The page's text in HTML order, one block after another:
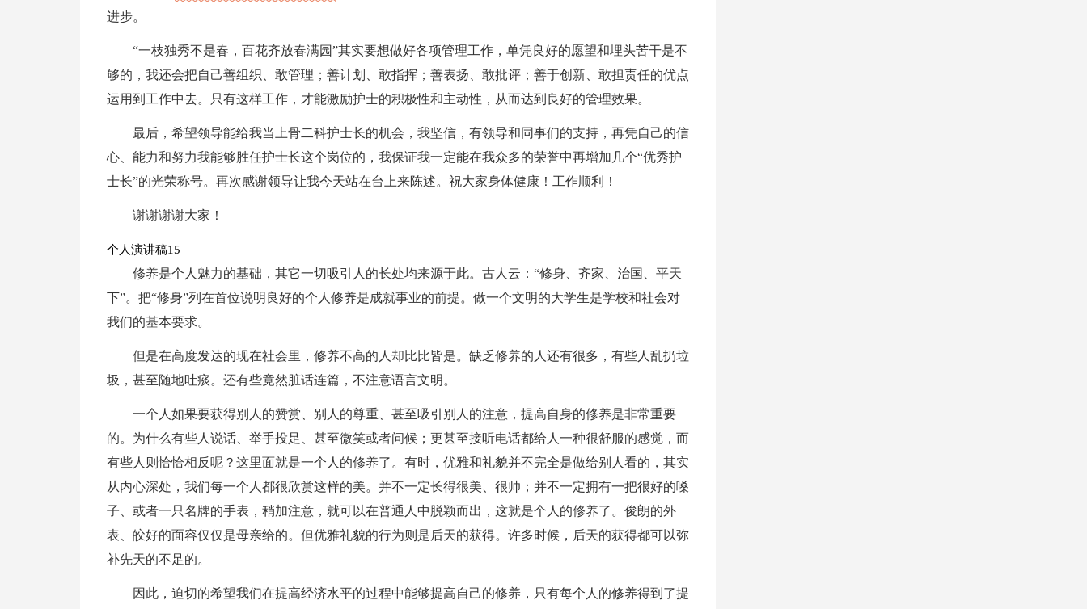
进步。
“一枝独秀不是春，百花齐放春满园”其实要想做好各项管理工作，单凭良好的愿望和埋头苦干是不
够的，我还会把自己善组织、敢管理；善计划、敢指挥；善表扬、敢批评；善于创新、敢担责任的优点
运用到工作中去。只有这样工作，才能激励护士的积极性和主动性，从而达到良好的管理效果。
最后，希望领导能给我当上骨二科护士长的机会，我坚信，有领导和同事们的支持，再凭自己的信
心、能力和努力我能够胜任护士长这个岗位的，我保证我一定能在我众多的荣誉中再增加几个“优秀护
士长”的光荣称号。再次感谢领导让我今天站在台上来陈述。祝大家身体健康！工作顺利！
谢谢谢谢大家！
个人演讲稿15
修养是个人魅力的基础，其它一切吸引人的长处均来源于此。古人云：“修身、齐家、治国、平天
下”。把“修身”列在首位说明良好的个人修养是成就事业的前提。做一个文明的大学生是学校和社会对
我们的基本要求。
但是在高度发达的现在社会里，修养不高的人却比比皆是。缺乏修养的人还有很多，有些人乱扔垃
圾，甚至随地吐痰。还有些竟然脏话连篇，不注意语言文明。
一个人如果要获得别人的赞赏、别人的尊重、甚至吸引别人的注意，提高自身的修养是非常重要
的。为什么有些人说话、举手投足、甚至微笑或者问候；更甚至接听电话都给人一种很舒服的感觉，而
有些人则恰恰相反呢？这里面就是一个人的修养了。有时，优雅和礼貌并不完全是做给别人看的，其实
从内心深处，我们每一个人都很欣赏这样的美。并不一定长得很美、很帅；并不一定拥有一把很好的嗓
子、或者一只名牌的手表，稍加注意，就可以在普通人中脱颖而出，这就是个人的修养了。俊朗的外
表、皎好的面容仅仅是母亲给的。但优雅礼貌的行为则是后天的获得。许多时候，后天的获得都可以弥
补先天的不足的。
因此，迫切的希望我们在提高经济水平的过程中能够提高自己的修养，只有每个人的修养得到了提